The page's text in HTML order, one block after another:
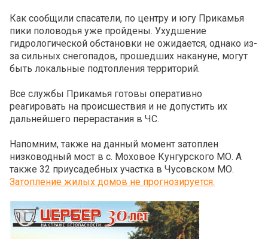
Как сообщили спасатели, по центру и югу Прикамья
пики половодья уже пройдены. Ухудшение
гидрологической обстановки не ожидается, однако из-
за сильных снегопадов, прошедших накануне, могут
быть локальные подтопления территорий.
Все службы Прикамья готовы оперативно
реагировать на происшествия и не допустить их
дальнейшего перерастания в ЧС.
Напомним, также на данный момент затоплен
низководный мост в с. Моховое Кунгурского МО. А
также 32 приусадебных участка в Чусовском МО.
Затопление жилых домов не прогнозируется.